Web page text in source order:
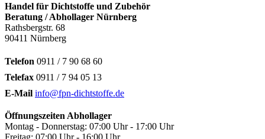
Handel für Dichtstoffe und Zubehör
Beratung / Abhollager Nürnberg
Rathsbergstr. 68
90411 Nürnberg
Telefon 0911 / 7 90 68 60
Telefax 0911 / 7 94 05 13
E-Mail info@fpn-dichtstoffe.de
Öffnungszeiten Abhollager
Montag - Donnerstag: 07:00 Uhr - 17:00 Uhr
Freitag: 07:00 Uhr - 16:00 Uhr